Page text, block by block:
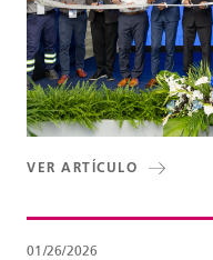
VER ARTÍCULO
01/26/2026